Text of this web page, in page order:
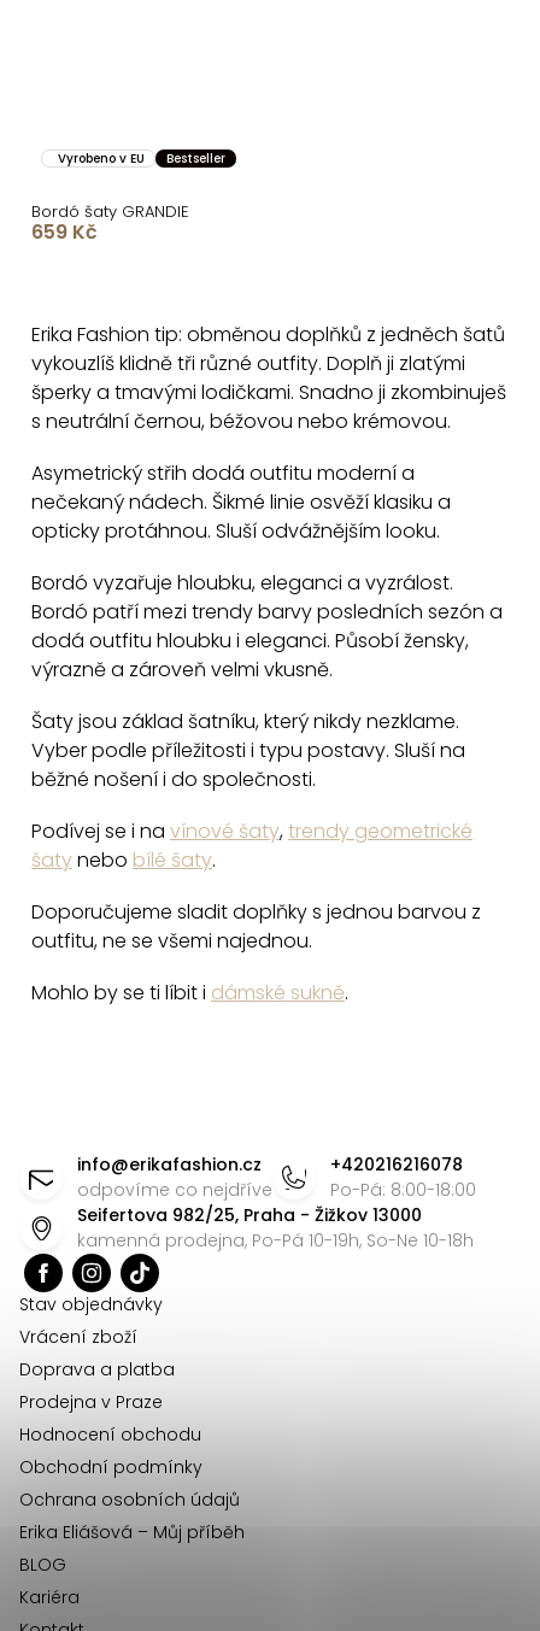
Vyrobeno v EU Bestseller
Bordó šaty GRANDIE
659 Kč
l
á
d
c
í
p
r
v
k
y
ý
p
i
s
u
Erika Fashion tip: obměnou doplňků z jedněch šatů
vykouzlíš klidně tři různé outfity. Doplň ji zlatými
šperky a tmavými lodičkami. Snadno ji zkombinuješ
s neutrální černou, béžovou nebo krémovou.
Asymetrický střih dodá outfitu moderní a
nečekaný nádech. Šikmé linie osvěží klasiku a
opticky protáhnou. Sluší odvážnějším looku.
Bordó vyzařuje hloubku, eleganci a vyzrálost.
Bordó patří mezi trendy barvy posledních sezón a
dodá outfitu hloubku i eleganci. Působí žensky,
výrazně a zároveň velmi vkusně.
Šaty jsou základ šatníku, který nikdy nezklame.
Vyber podle příležitosti i typu postavy. Sluší na
běžné nošení i do společnosti.
Podívej se i na vínové šaty,trendy geometrické
šatynebo bílé šaty.
Doporučujeme sladit doplňky s jednou barvou z
outfitu, ne se všemi najednou.
Mohlo by se ti líbit i dámské sukně.
info@erikafashion.cz
odpovíme co nejdříve
+420216216078
Po-Pá: 8:00-18:00
Seifertova 982/25, Praha - Žižkov 13000
kamenná prodejna, Po-Pá 10-19h, So-Ne 10-18h
Stav objednávky
Vrácení zboží
Doprava a platba
Prodejna v Praze
Hodnocení obchodu
Obchodní podmínky
Ochrana osobních údajů
Erika Eliášová – Můj příběh
BLOG
Kariéra